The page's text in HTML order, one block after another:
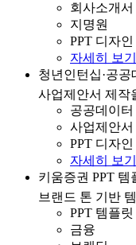
회사소개서
지명원
PPT 디자인
자세히 보
청년인턴십·공공
자인 사례
청년인턴십·공공
사업제안서 제작
공공데이터
사업제안서
PPT 디자인
자세히 보
키움증권 브랜드
키움증권 PPT 템
브랜드 톤 기반
PPT 템플릿
금융